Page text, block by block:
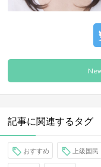
記事に関連するタグ
おすすめ 上級国民